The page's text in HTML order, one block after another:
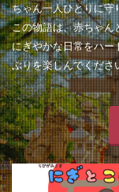
ちゃん一人ひとりに守
この物語は、赤ちゃん
にぎやかな日常をハー
ぶりを楽しんでくださ